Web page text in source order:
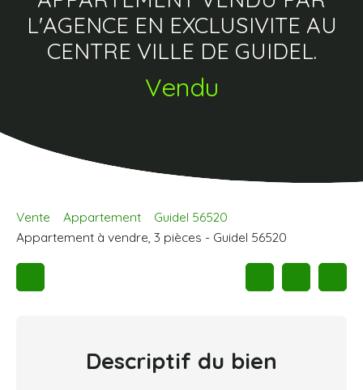
L'AGENCE EN EXCLUSIVITE AU
CENTRE VILLE DE GUIDEL.
Vendu
Vente Appartement
Guidel 56520
Appartement à vendre, 3 pièces - Guidel 56520
Descriptif du bien